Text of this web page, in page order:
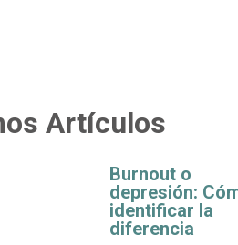
Artículos
Burnout o
depresión:
identificar la
diferencia